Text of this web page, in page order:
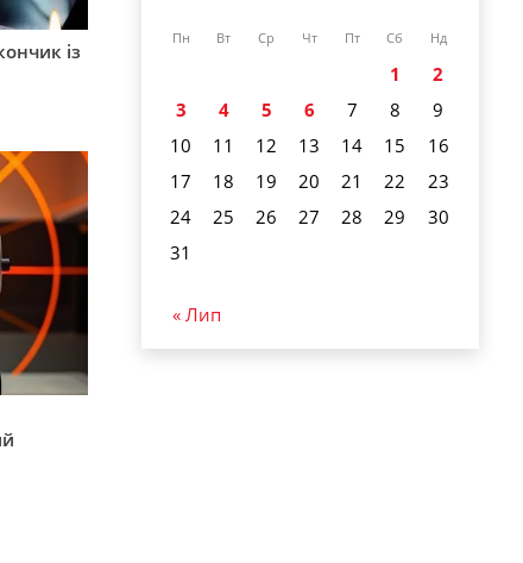
із
Пн Вт Ср Чт Пт Сб Нд
1
2
3
4 5 6 7 8
9
10
11 12 13 14 15
16
17
18 19 20 21 22
23
24
25 26 27 28 29
30
31
« Лип